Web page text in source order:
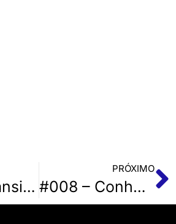
#006 – Transição da ISO 9001:2015, com Neifer França
PRÓXIMO
#008 – Conhecendo a Gestão de Riscos